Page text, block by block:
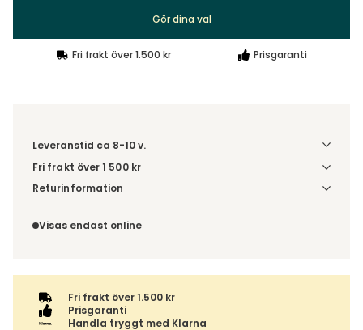
Gör dina val
Fri frakt över 1.500 kr Prisgaranti
Leveranstid ca 8-10 v.
Fri frakt över 1 500 kr
Välj utförande via 'Gör dina val' för fraktinformation på din
Returinformation
inte av ångerrätten.
Visas endast online
Fri frakt över 1.500 kr
Prisgaranti
Handla tryggt med Klarna